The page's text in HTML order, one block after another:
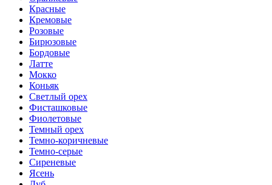
Красные
Кремовые
Розовые
Бирюзовые
Бордовые
Латте
Мокко
Коньяк
Светлый орех
Фисташковые
Фиолетовые
Темный орех
Темно-коричневые
Темно-серые
Сиреневые
Ясень